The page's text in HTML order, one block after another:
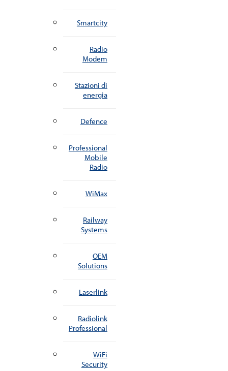
Smartcity
Radio
Modem
Stazioni di
energia
Defence
Professional
Mobile
Radio
WiMax
Railway
Systems
OEM
Solutions
Laserlink
Radiolink
Professional
WiFi
Security